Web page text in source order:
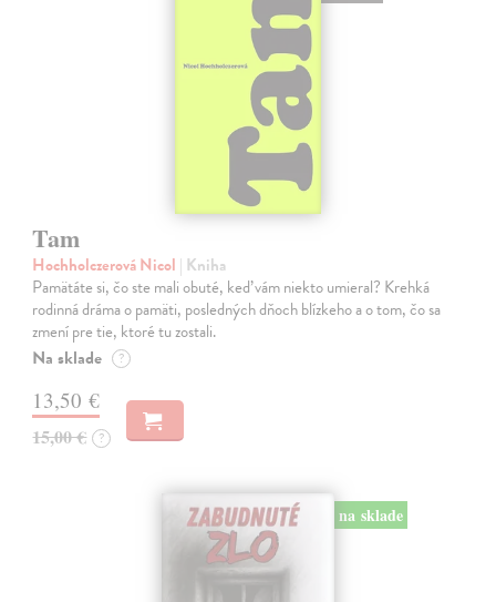
Tam
Hochholczerová Nicol | Kniha
Pamätáte si, čo ste mali obuté, keď vám niekto umieral? Krehká
rodinná dráma o pamäti, posledných dňoch blízkeho a o tom, čo sa
zmení pre tie, ktoré tu zostali.
Na sklade ?
13,50 €
15,00 € ?
na sklade